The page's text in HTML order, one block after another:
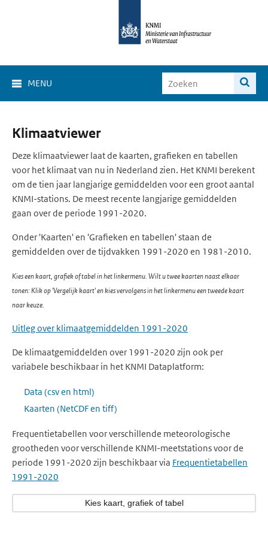
MENU
Klimaat
Viewer
Klimaatviewer
Deze klimaatviewer laat de kaarten, grafieken en tabellen
voor het klimaat van nu in Nederland zien. Het KNMI berekent
om de tien jaar langjarige gemiddelden voor een groot aantal
KNMI-stations. De meest recente langjarige gemiddelden
gaan over de periode 1991-2020.
Onder 'Kaarten' en 'Grafieken en tabellen' staan de
gemiddelden over de tijdvakken 1991-2020 en 1981-2010.
Kies een kaart, grafiek of tabel in het linkermenu. Wilt u twee kaarten naast elkaar
tonen: Klik op 'Vergelijk kaart' en kies vervolgens in het linkermenu een tweede kaart
naar keuze.
Uitleg over klimaatgemiddelden 1991-2020
De klimaatgemiddelden over 1991-2020 zijn ook per
variabele beschikbaar in het KNMI Dataplatform:
Data (csv en html)
Kaarten (NetCDF en tiff)
Frequentietabellen voor verschillende meteorologische
grootheden voor verschillende KNMI-meetstations voor de
periode 1991-2020 zijn beschikbaar via Frequentietabellen
1991-2020
Kies kaart, grafiek of tabel